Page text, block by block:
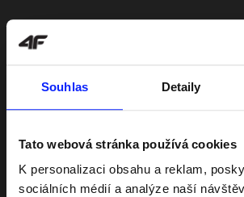
Souhlas Detaily
Tato webová stránka používá cookies
K personalizaci obsahu a reklam,
sociálních médií a analýze naší